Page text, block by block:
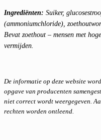
Ingrediënten: Suiker,
(ammoniumchloride),
Bevat zoethout – mensen met
vermijden.
De informatie op deze website
opgave van producenten
niet correct wordt weergegeven.
rechten worden ontleend.